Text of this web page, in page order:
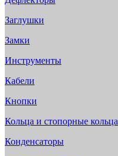
Заглушки
Замки
Инструменты
Кабели
Кнопки
Кольца и стопорные кольца
Конденсаторы